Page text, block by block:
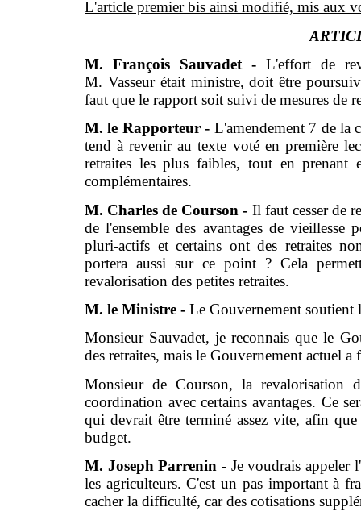
L'article premier bis ainsi modifié, mis aux
M. François Sauvadet - L'effort de
M. Vasseur était ministre, doit être
faut que le rapport soit suivi de mesures de
M. le Rapporteur - L'amendement 7 de la
tend à revenir au texte voté en première
retraites les plus faibles, tout en prenant
complémentaires.
M. Charles de Courson - Il faut cesser de
de l'ensemble des avantages de vieillesse
pluri-actifs et certains ont des retraites
portera aussi sur ce point ? Cela
revalorisation des petites retraites.
M. le Ministre - Le Gouvernement soutient
Monsieur Sauvadet, je reconnais que le
des retraites, mais le Gouvernement actuel a
Monsieur de Courson, la revalorisation
coordination avec certains avantages. Ce
qui devrait être terminé assez vite, afin
budget.
M. Joseph Parrenin - Je voudrais appeler
les agriculteurs. C'est un pas important à
cacher la difficulté, car des cotisations